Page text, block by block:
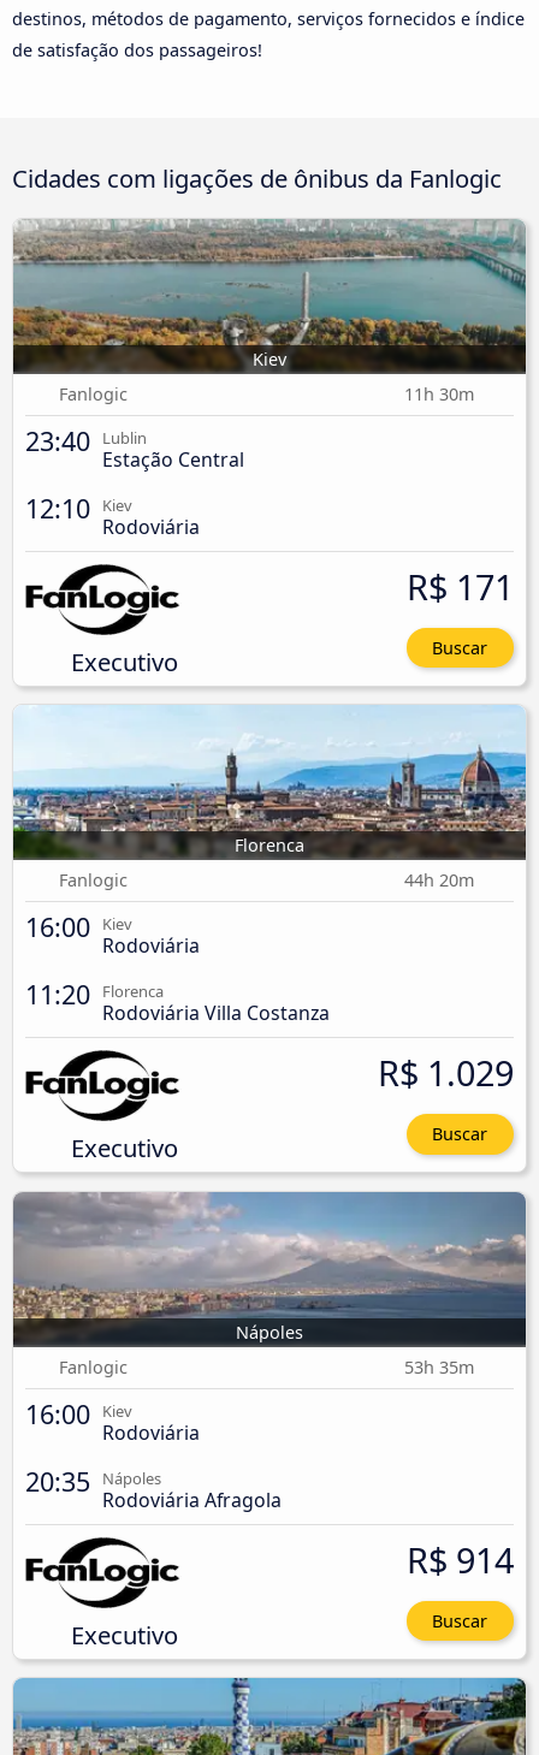
destinos, métodos de pagamento, serviços fornecidos e índice
de satisfação dos passageiros!
Cidades com ligações de ônibus da Fanlogic
Kiev
Fanlogic
11h 30m
23:40 Lublin
Estação Central
12:10 Kiev
Rodoviária
Executivo
R$ 171
Buscar
Florenca
Fanlogic
44h 20m
16:00 Kiev
Rodoviária
11:20 Florenca
Rodoviária Villa Costanza
Executivo
R$ 1.029
Buscar
Nápoles
Fanlogic
53h 35m
16:00 Kiev
Rodoviária
20:35 Nápoles
Rodoviária Afragola
Executivo
R$ 914
Buscar